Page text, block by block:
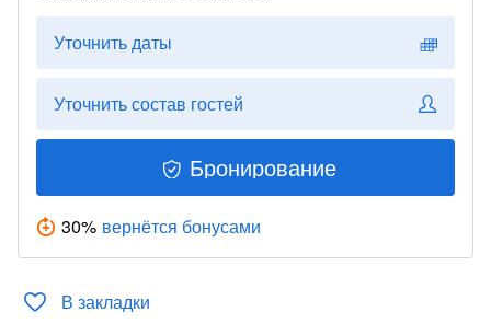
Уточнить даты
Уточнить состав гостей
Бронирование
30% вернётся бонусами
В закладки